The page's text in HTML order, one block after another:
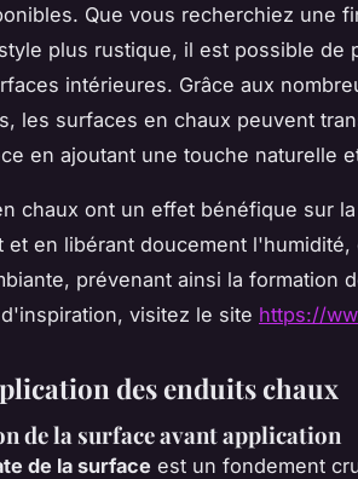
Que vous recherchiez une
plus rustique, il est possible de
intérieures. Grâce aux
les surfaces en chaux peuvent
en ajoutant une touche naturelle
chaux ont un effet bénéfique sur
et en libérant doucement
prévenant ainsi la formation
visitez le site https://
des enduits chaux
de la surface avant application
de la surface est un fondement